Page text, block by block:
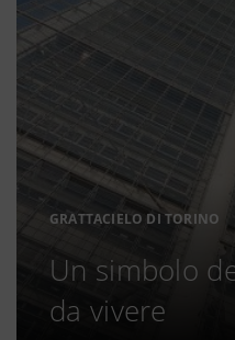
GRATTACIELO DI TORINO
Un simbolo
da vivere